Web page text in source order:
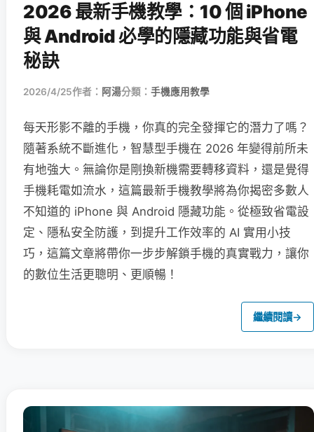
2026 最新手機教學：10 個 iPhone
與 Android 必學的隱藏功能與省電
秘訣
2026/4/25作者： 阿湯分類： 手機應用教學
每天形影不離的手機，你真的完全發揮它的潛力了嗎？
隨著系統不斷進化，智慧型手機在 2026 年變得前所未
有地強大。無論你是剛換新機需要轉移資料，還是覺得
手機耗電如流水，這篇最新手機教學將為你揭密多數人
不知道的 iPhone 與 Android 隱藏功能。從極致省電設
定、隱私安全防護，到提升工作效率的 AI 實用小技
巧，這篇文章將帶你一步步解鎖手機的真實戰力，讓你
的數位生活更聰明、更順暢！
繼續閱讀→